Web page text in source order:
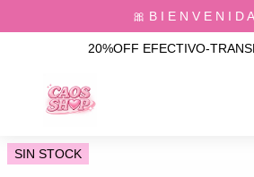
🎀 B I E N V E N I D
20%OFF EFECTIVO-
SIN STOCK